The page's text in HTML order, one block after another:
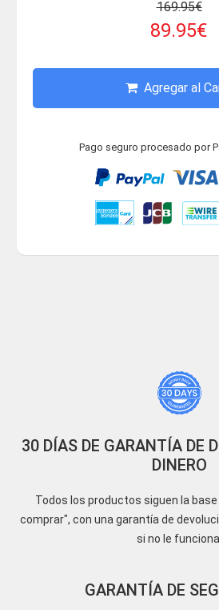
169.95€
89.95€
Agregar al
Pago seguro procesado por
30 DÍAS DE GARANTÍA DE
DINERO
Todos los productos siguen la
comprar", con una garantía de
si no le
GARANTÍA DE